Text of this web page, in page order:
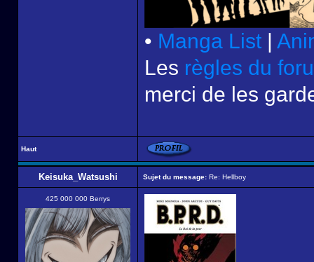
• Manga List |
Les règles du
merci de les
Haut
Keisuka_Watsushi Sujet du message: Re: Hellboy
425 000 000 Berrys